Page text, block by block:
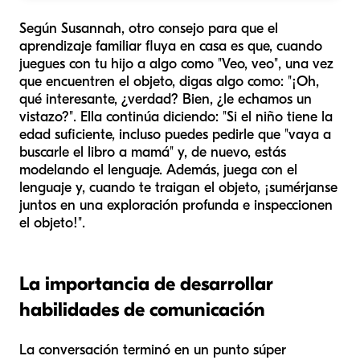
Según Susannah, otro consejo para que el
aprendizaje familiar fluya en casa es que, cuando
juegues con tu hijo a algo como "Veo, veo", una vez
que encuentren el objeto, digas algo como: "¡Oh,
qué interesante, ¿verdad? Bien, ¿le echamos un
vistazo?". Ella continúa diciendo: "Si el niño tiene la
edad suficiente, incluso puedes pedirle que "vaya a
buscarle el libro a mamá" y, de nuevo, estás
modelando el lenguaje. Además, juega con el
lenguaje y, cuando te traigan el objeto, ¡sumérjanse
juntos en una exploración profunda e inspeccionen
el objeto!".
La importancia de desarrollar
habilidades de comunicación
La conversación terminó en un punto súper